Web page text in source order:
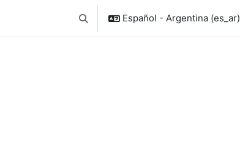
Conmutar entrada de búsqueda
Español - Argentina ‎(es_ar)‎